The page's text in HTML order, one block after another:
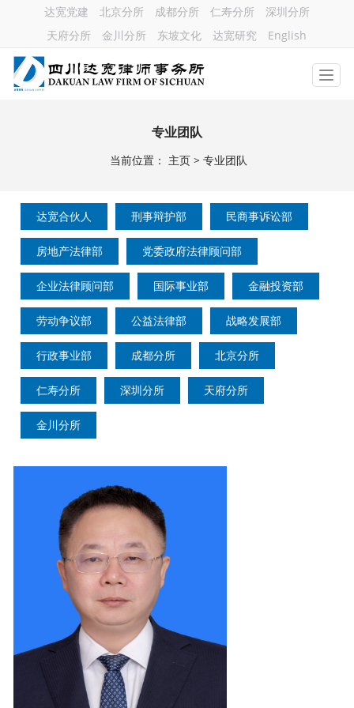
达宽党建 北京分所 成都分所 仁寿分所
深圳分所
天府分所
金川分所 东坡文化 达宽研究 English
专业团队
当前位置： 主页> 专业团队
达宽合伙人 刑事辩护部 民商事诉讼部
房地产法律部 党委政府法律顾问部
企业法律顾问部 国际事业部 金融投资部
劳动争议部 公益法律部 战略发展部
行政事业部 成都分所 北京分所
仁寿分所 深圳分所 天府分所
金川分所